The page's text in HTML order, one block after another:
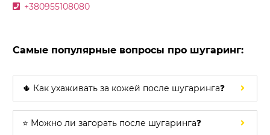
+380955108080
Самые популярные вопросы про шугаринг:
🌵 Как ухаживать за кожей после шугаринга❓
⭐ Можно ли загорать после шугаринга❓